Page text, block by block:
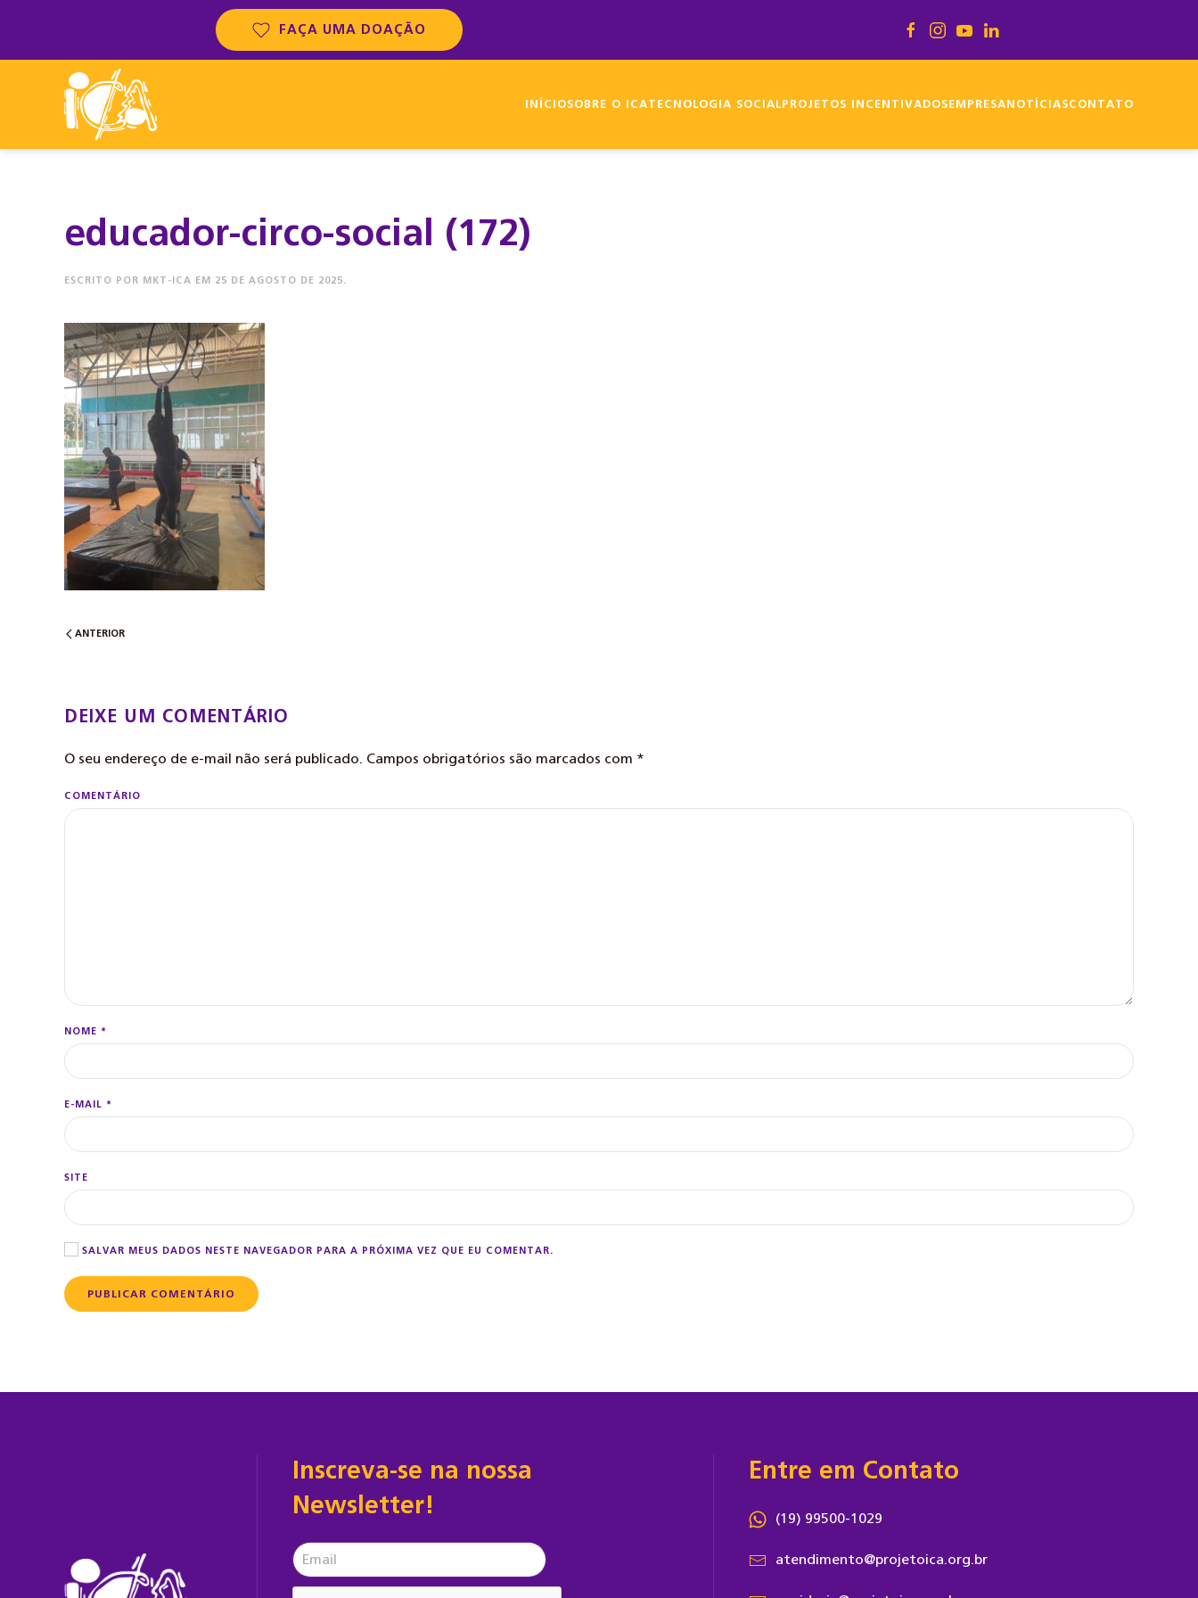
FAÇA UMA DOAÇÃO
INÍCIOSOBRE O ICATECNOLOGIA SOCIALPROJETOS INCENTIVADOS EMPRESA NOTÍCIASCONTATO
educador-circo-social (172)
ESCRITO POR MKT-ICA EM 25 DE AGOSTO DE 2025
ANTERIOR
DEIXE UM COMENTÁRIO
O seu endereço de e-mail não será publicado. Campos obrigatórios são marcados com *
COMENTÁRIO
NOME *
E-MAIL *
SITE
SALVAR MEUS DADOS NESTE NAVEGADOR PARA A PRÓXIMA VEZ QUE EU COMENTAR.
PUBLICAR COMENTÁRIO
Inscreva-se na nossa
Newsletter!
Entre em Contato
(19) 99500-1029
atendimento@projetoica.org.br